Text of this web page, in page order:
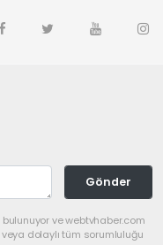
Gönder
bulunuyor ve webtvhaber.com
dolaylı tüm sorumluluğu